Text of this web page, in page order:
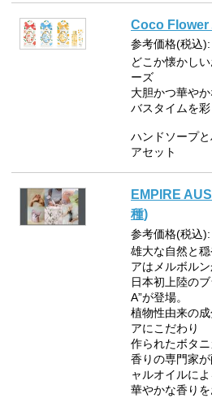
Coco Flower
参考価格(税込):
どこか懐かし
ーズ
大胆かつ華や
バスタイムを
ハンドソープ
アセット
EMPIRE
種)
参考価格(税込):
雄大な自然と
アはメルボルン
日本初上陸の
A”が登場。
植物性由来の
アにこだわり
作られたボタニ
香りの専門家
ャルオイルによ
華やかな香りを